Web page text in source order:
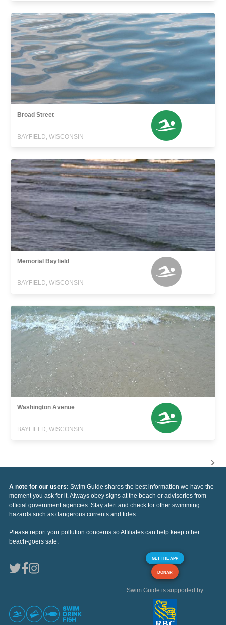
Broad Street
BAYFIELD, WISCONSIN
Memorial Bayfield
BAYFIELD, WISCONSIN
Washington Avenue
BAYFIELD, WISCONSIN
A note for our users: Swim Guide shares the best information we have the
moment you ask for it. Always obey signs at the beach or advisories from
official government agencies. Stay alert and check for other swimming
hazards such as dangerous currents and tides.
Please report your pollution concerns so Affiliates can help keep other
beach-goers safe.
GET THE APP
DONAR
Swim Guide is supported by